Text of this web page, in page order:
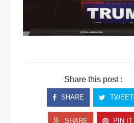
Share this post :
SHARE TWEET
SHARE PIN IT